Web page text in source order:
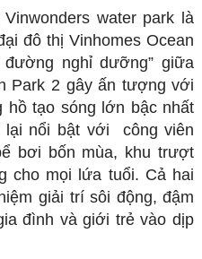
water park là
đô thị Vinhomes Ocean
nghỉ dưỡng” giữa
Park 2 gây ấn tượng với
hồ tạo sóng lớn bậc nhất
lại nổi bật với công viên
bơi bốn mùa, khu trượt
cho mọi lứa tuổi. Cả hai
giải trí sôi động, đậm
đình và giới trẻ vào dịp